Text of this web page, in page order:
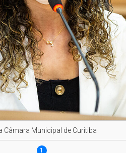
Câmara Municipal de Curitiba
1